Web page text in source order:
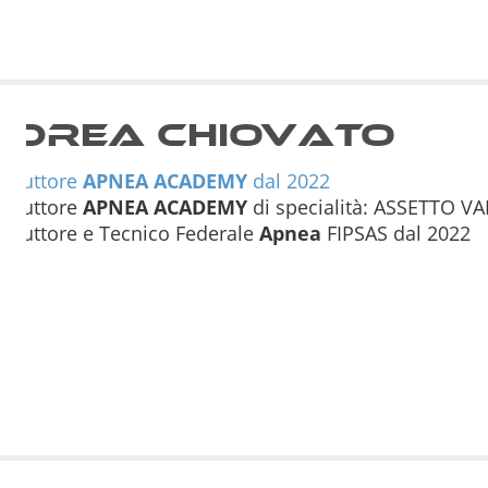
Chiovato
APNEA ACADEMY dal 2022
APNEA ACADEMY di specialità: ASSETTO
e Tecnico FederaleApnea FIPSAS dal 2022